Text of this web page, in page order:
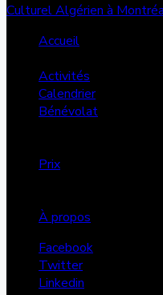
Culturel Algérien à
Accueil
Activités
Calendrier
Bénévolat
Prix
À propos
Facebook
Twitter
Linkedin